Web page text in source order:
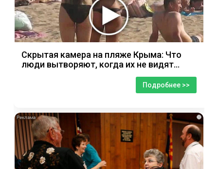
Скрытая камера на пляже Крыма: Что
люди вытворяют, когда их не видят...
Подробнее >>
i